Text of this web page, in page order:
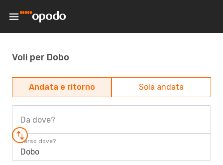
Voli per Dobo
Andata e ritorno Sola andata
Da dove?
Verso dove?
Dobo